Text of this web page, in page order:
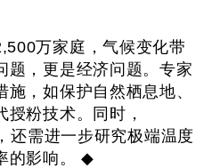
万家庭，气候变化带
题，更是经济问题。专家
，如保护自然栖息地、
粉技术。同时，
还需进一步研究极端温度
的影响。 ◆